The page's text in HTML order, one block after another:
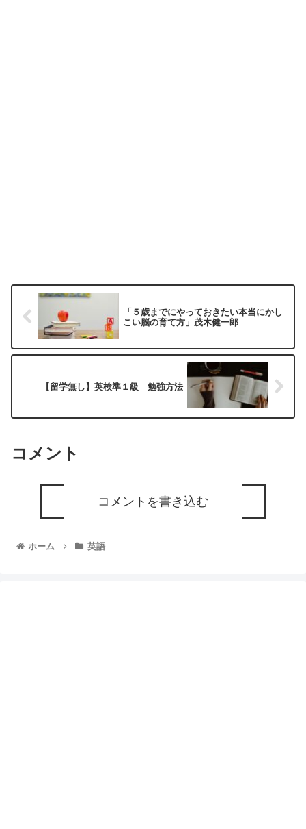
「５歳までにやっておきたい本当にかし
こい脳の育て方」茂木健一郎
【留学無し】英検準１級 勉強方法
コメント
コメントを書き込む
ホーム 英語